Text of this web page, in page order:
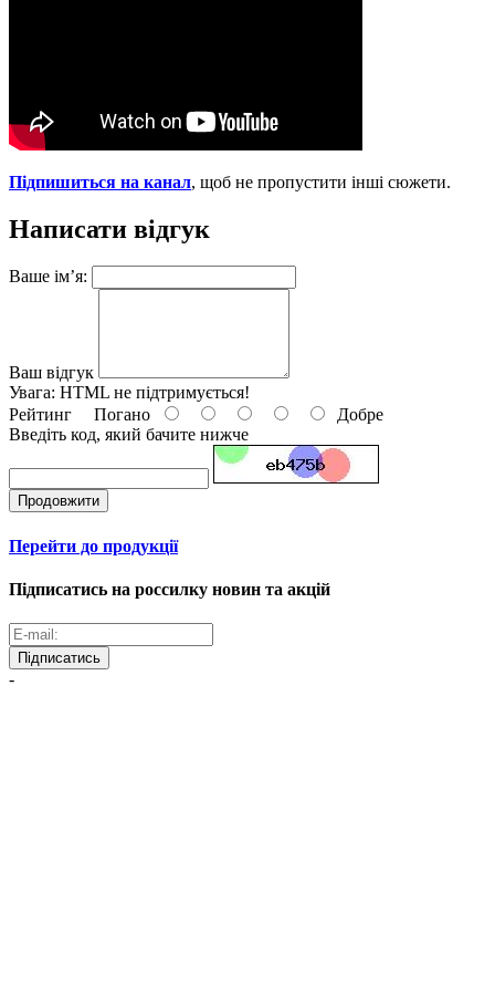
Пiдпишиться на канал, щоб не пропустити iншi сюжети.
Написати відгук
Ваше ім’я:
Ваш відгук
Увага: HTML не підтримується!
Рейтинг Погано
Добре
Введіть код, який бачите нижче
Продовжити
Перейти до продукції
Підписатись на россилку новин та акцій
Підписатись
-